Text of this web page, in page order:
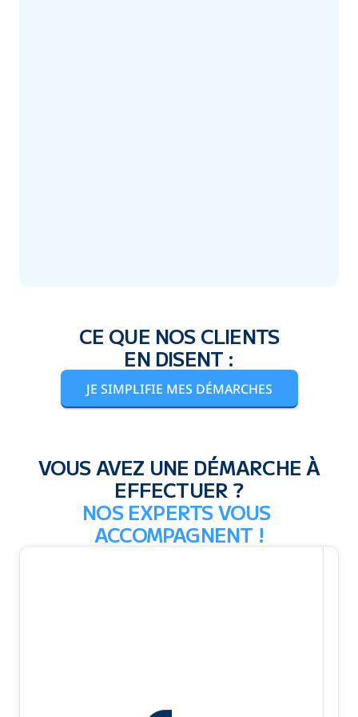
CE QUE NOS CLIENTS
EN DISENT :
JE SIMPLIFIE MES DÉMARCHES
VOUS AVEZ UNE DÉMARCHE À
EFFECTUER ?
NOS EXPERTS VOUS
ACCOMPAGNENT !